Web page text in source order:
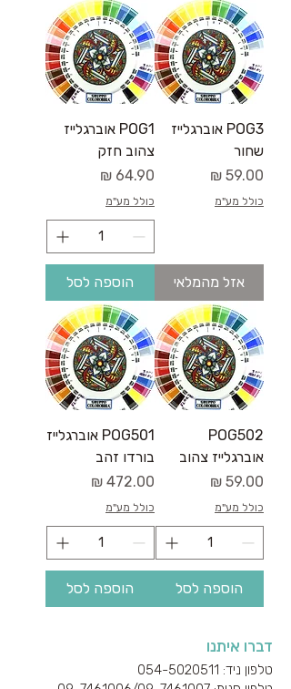
POG3 אוברגלייז
שחור
מחיר
כולל מע"מ
אזל מהמלאי
POG1 אוברגלייז
צהוב חזק
מחיר
כולל מע"מ
הוספה לסל
POG502
אוברגלייז צהוב
מחיר
כולל מע"מ
הוספה לסל
POG501 אוברגלייז
בורדו זהב
מחיר
כולל מע"מ
הוספה לסל
דברו איתנו
טלפון ניד: 054-5020511